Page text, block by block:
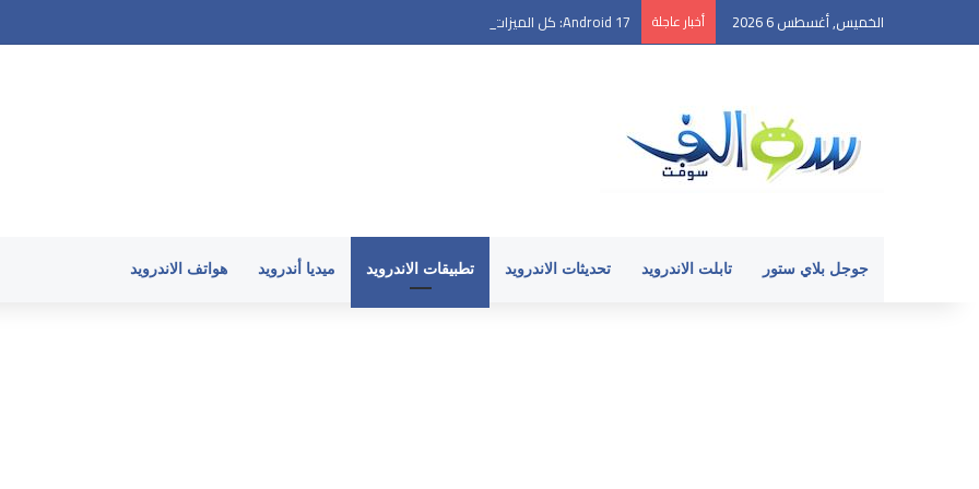
الخميس, أغسطس 6 2026 أخبار عاجلة Android 17: كل الميزات الجديدة التي تود معرفتها
جوجل بلاي ستور تابلت الاندرويد تحديثات الاندرويد تطبيقات الاندرويد ميديا أندرويد هواتف الاندرويد